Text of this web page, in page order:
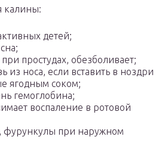
калины:
детей;
простудах, обезболивает;
из носа, если вставить в ноздри
ягодным соком;
гемоглобина;
воспаление в ротовой
фурункулы при наружном